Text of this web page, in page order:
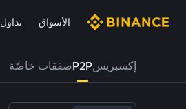
الأسواق تداول
إكسبريسP2Pصفقات خاصّة